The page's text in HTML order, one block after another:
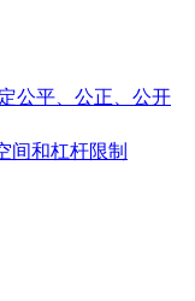
公平、公正、公开
间和杠杆限制